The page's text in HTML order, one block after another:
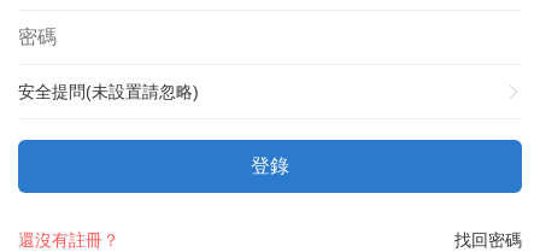
安全提問(未設置請忽略)
登錄
找回密碼
還沒有註冊？